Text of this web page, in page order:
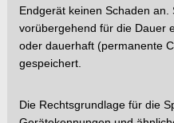
Endgerät keinen Schaden
vorübergehend für die Dauer
oder dauerhaft (permanente
gespeichert.
Die Rechtsgrundlage für die